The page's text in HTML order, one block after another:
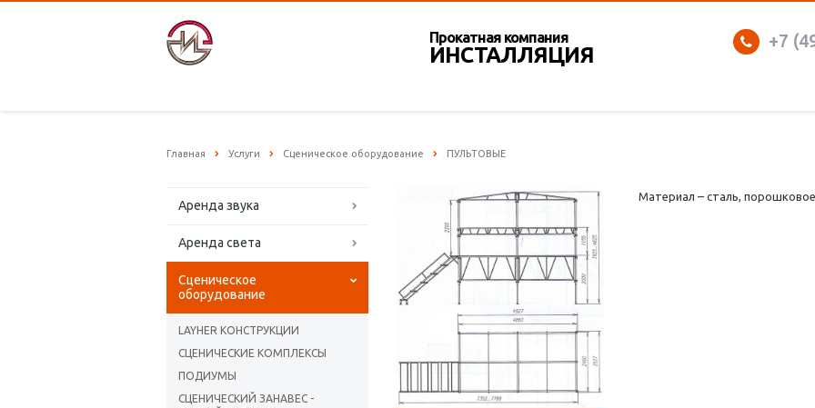
Прокатная компания
ИНСТАЛЛЯЦИЯ
+7
Главная Услуги Сценическое оборудование ПУЛЬТОВЫЕ
Аренда звука
Аренда света
Сценическое
оборудование
LAYHER КОНСТРУКЦИИ
СЦЕНИЧЕСКИЕ КОМПЛЕКСЫ
ПОДИУМЫ
СЦЕНИЧЕСКИЙ ЗАНАВЕС -
Материал – сталь,